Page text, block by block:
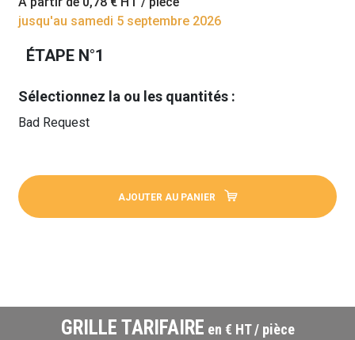
jusqu'au samedi 5 septembre 2026
ÉTAPE N°1
Sélectionnez la ou les quantités :
Bad Request
AJOUTER AU PANIER
GRILLE TARIFAIRE en € HT / pièce